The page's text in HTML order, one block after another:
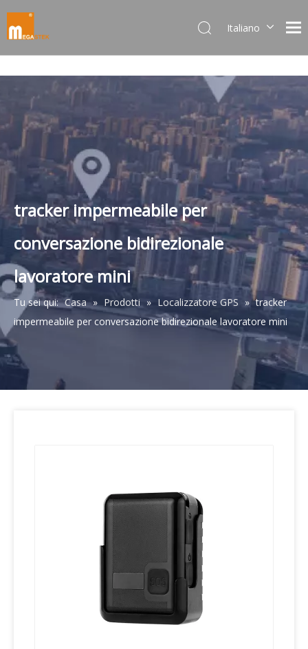
Italiano
한국어
日本語
Deutsch
Português
Español
Français
English
tracker impermeabile per
conversazione bidirezionale
lavoratore mini
Tu sei qui: Casa » Prodotti » Localizzatore GPS » tracker
impermeabile per conversazione bidirezionale lavoratore mini